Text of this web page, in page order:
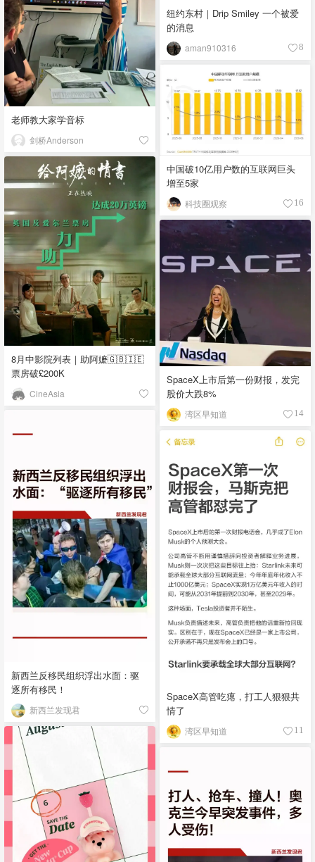
纽约东村｜Drip Smiley 一个被爱
的消息
aman910316 8
老师教大家学音标
剑桥Anderson
中国破10亿用户数的互联网巨头
增至5家
科技圈观察 16
8月中影院列表｜助阿嬷🇬🇧🇮🇪
票房破£200K
CineAsia
SpaceX上市后第一份财报，发完
股价大跌8%
湾区早知道 14
新西兰反移民组织浮出水面：驱
逐所有移民！
新西兰发现君
SpaceX高管吃瘪，打工人狠狠共
情了
湾区早知道 11